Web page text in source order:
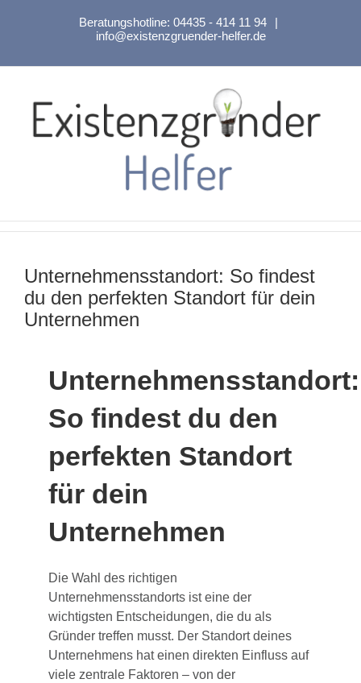
Beratungshotline: 04435 - 414 11 94
|
info@existenzgruender-helfer.de
Unternehmensstandort: So findest
du den perfekten Standort für dein
Unternehmen
Unternehmensstandort:
So findest du den
perfekten Standort
für dein
Unternehmen
Die Wahl des richtigen
Unternehmensstandorts ist eine der
wichtigsten Entscheidungen, die du als
Gründer treffen musst. Der Standort deines
Unternehmens hat einen direkten Einfluss auf
viele zentrale Faktoren – von der